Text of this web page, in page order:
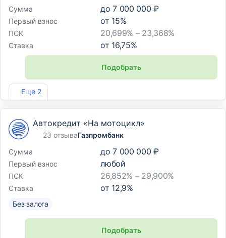
Еще 2
Сумма до 7 000 000 ₽
Первый взнос от 15%
ПСК 20,699% – 23,368%
Ставка от 16,75%
Подобрать
Лиц. №2490
Автокредит «На мотоцикл»
23 отзываГазпромбанк
Сумма
до 7 000 000 ₽
Первый взнос любой
ПСК 26,852% – 29,900%
Ставка от 12,9%
Без залога
Подобрать